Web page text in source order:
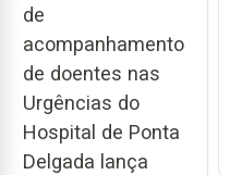
de
acompanhamento
de doentes nas
Urgências do
Hospital de Ponta
Delgada lança